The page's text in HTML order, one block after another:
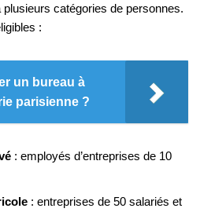
plusieurs catégories de personnes.
:
un bureau à
parisienne ?
: employés d’entreprises de 10
: entreprises de 50 salariés et